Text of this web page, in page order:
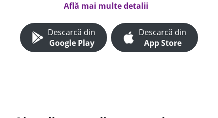
Află mai multe detalii
Descarcă din
Google Play
Descarcă din
App Store